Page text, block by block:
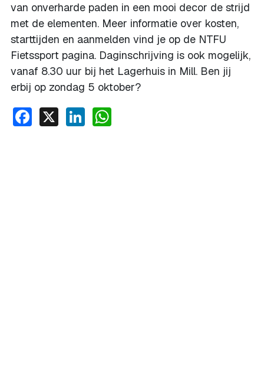
van onverharde paden in een mooi decor de strijd
met de elementen. Meer informatie over kosten,
starttijden en aanmelden vind je op de NTFU
Fietssport pagina. Daginschrijving is ook mogelijk,
vanaf 8.30 uur bij het Lagerhuis in Mill. Ben jij
erbij op zondag 5 oktober?
Facebook
X LinkedIn